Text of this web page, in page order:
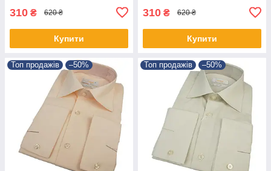
310 ₴ 620 ₴
Купити
310 ₴ 620 ₴
Купити
Топ продажів –50% Топ продажів –50%